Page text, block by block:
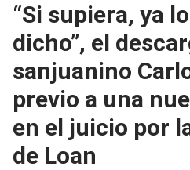
“Si supiera, ya
dicho”, el
sanjuanino
previo a una
en el juicio por
de Loan